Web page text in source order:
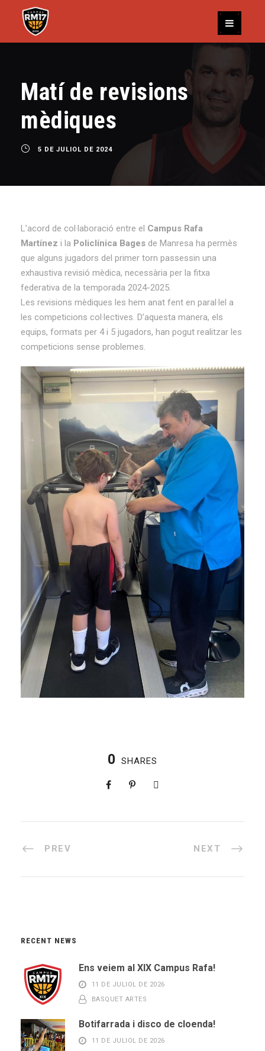
Matí de revisions
mèdiques
5 DE JULIOL DE 2024
L’acord de col·laboració entre el Campus Rafa
Martínez i la Policlínica Bages de Manresa ha permès
que alguns jugadors del primer torn passessin una
exhaustiva revisió mèdica, necessària per la fitxa
federativa de la temporada 2024-2025.
Les revisions mèdiques les hem anat fent en paral·lel a
les competicions col·lectives. D’aquesta manera, els
equips, formats per 4 i 5 jugadors, han pogut realitzar les
competicions sense problemes.
0 SHARES
PREV NEXT
RECENT NEWS
Ens veiem al XIX Campus Rafa!
11 DE JULIOL DE 2026
BASQUET ARTES
Botifarrada i disco de cloenda!
11 DE JULIOL DE 2026